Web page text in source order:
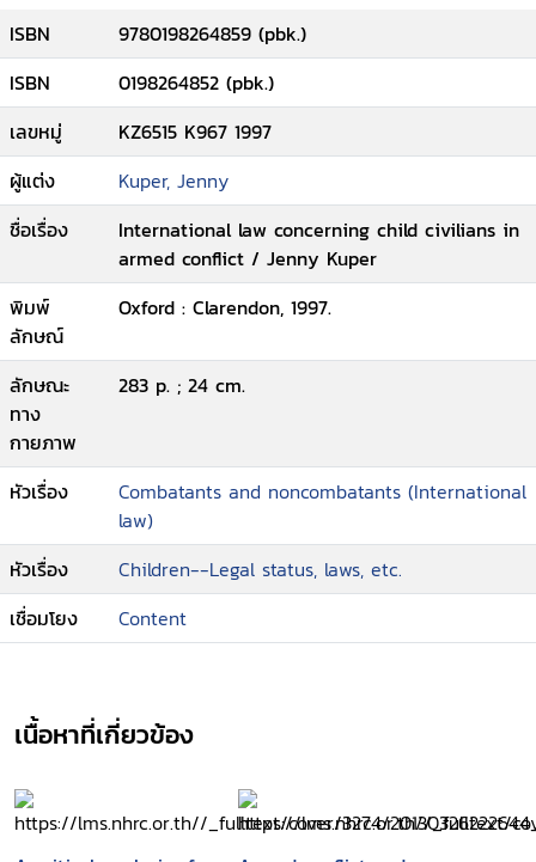
ISBN
9780198264859 (pbk.)
ISBN
0198264852 (pbk.)
เลขหมู่
KZ6515 K967 1997
ผู้แต่ง
Kuper, Jenny
ชื่อเรื่อง
International law concerning child civilians in
armed conflict / Jenny Kuper
พิมพ์
ลักษณ์
Oxford : Clarendon, 1997.
ลักษณะ
ทาง
กายภาพ
283 p. ; 24 cm.
หัวเรื่อง
Combatants and noncombatants (International
law)
หัวเรื่อง
Children--Legal status, laws, etc.
เชื่อมโยง
Content
เนื้อหาที่เกี่ยวข้อง